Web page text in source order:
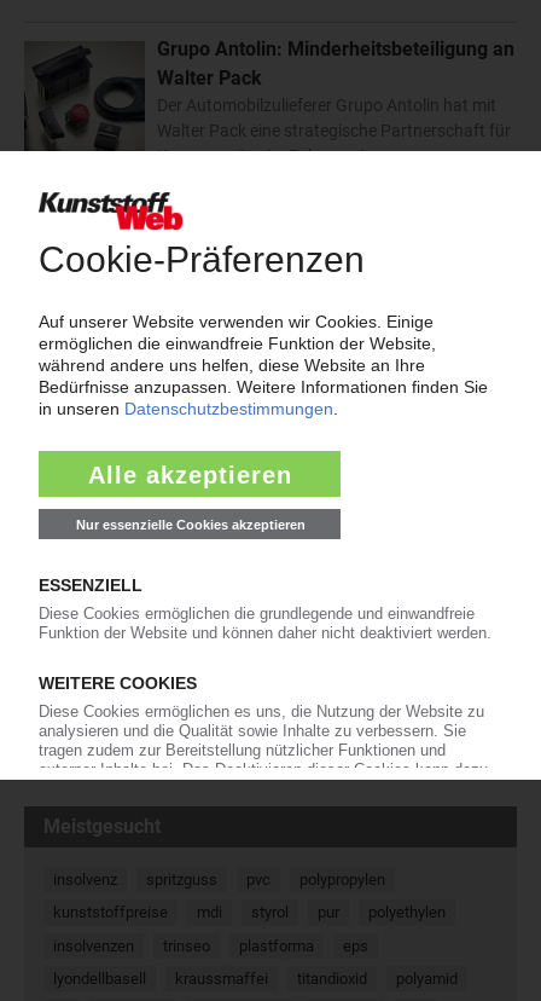
Grupo Antolin: Minderheitsbeteiligung an
Walter Pack
Der Automobilzulieferer Grupo Antolin hat mit
Walter Pack eine strategische Partnerschaft für
Komponenten im Fahrzeuginnenraum
in Komponenten für die…
Antolin: Autozulieferer nimmt neue US-Fertigung in
In Shelby im US-Bundesstaat Michigan hat das jüngste Werk des
Automobilzulieferers Grupo Antolin die Fertigung aufgenommen.
In der 34.000 m² großen Produktionsstätte werden
Türverkleidungen und Dachhimmel Just-in-Sequence für die „Ram"
Grupo Antolin: Spanischer Autozulieferer legt
Verschnaufpause ein
laufenden Geschäftsjahr in bestehende Werke investieren.
Ansonsten will die im vergangenen Jahr nach Umsatz gut 5 Mrd
EUR schwere Gruppe wohl zunächst die umfangreichen Zu- und…
« Zurück Weiter »
Meistgesucht
insolvenz spritzguss pvc
polypropylen
kunststoffpreise
mdi styrol pur
polyethylen
insolvenzen
trinseo plastforma
eps
lyondellbasell
kraussmaffei titandioxid
polyamid